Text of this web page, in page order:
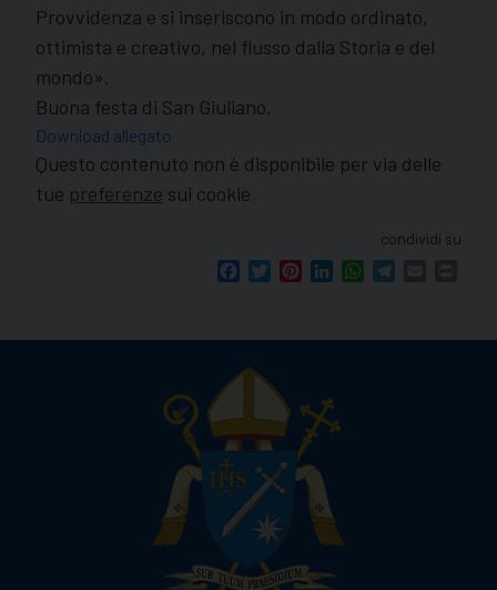
Provvidenza e si inseriscono in modo ordinato,
ottimista e creativo, nel flusso dalla Storia e del
mondo».
Buona festa di San Giuliano.
Download allegato
Questo contenuto non è disponibile per via delle
tue preferenze sui cookie
condividi su
FacebookTwitterPinterestLinkedInWhatsApp